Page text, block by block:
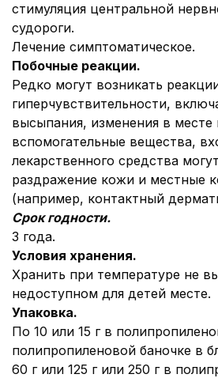
стимуляция центральной
судороги.
Лечение симптоматическое.
Побочные реакции.
Редко могут возникать
гиперчувствительности,
высыпания, изменения в месте
вспомогательные вещества,
лекарственного средства
раздражение кожи и местные
(например, контактный
Срок годности.
3 года.
Условия хранения.
Хранить при температуре не
недоступном для детей месте.
Упаковка.
По 10 или 15 г в
полипропиленовой баночке в
60 г или 125 г или 250 г в